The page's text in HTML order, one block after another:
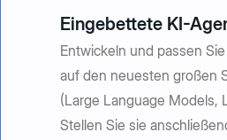
Eingebettete KI-
Entwickeln und passen
auf den neuesten großen
(Large Language Models,
Stellen Sie sie